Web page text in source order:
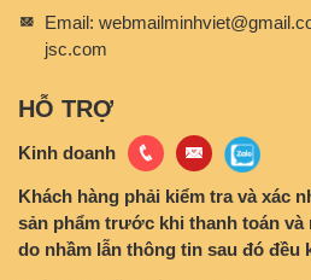
Email:
jsc.com
HỖ TRỢ
Kinh doanh
Khách hàng phải kiểm tra và xác
sản phẩm trước khi thanh toán và
do nhầm lẫn thông tin sau đó đều